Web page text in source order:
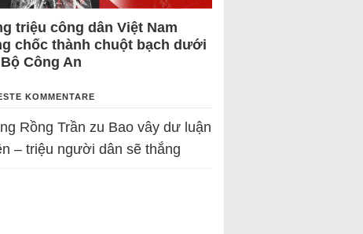
triệu công dân Việt Nam
chốc thành chuột bạch dưới
Công An
KOMMENTARE
Rồng Trần zu Bao vây dư luận
– triệu người dân sẽ thắng